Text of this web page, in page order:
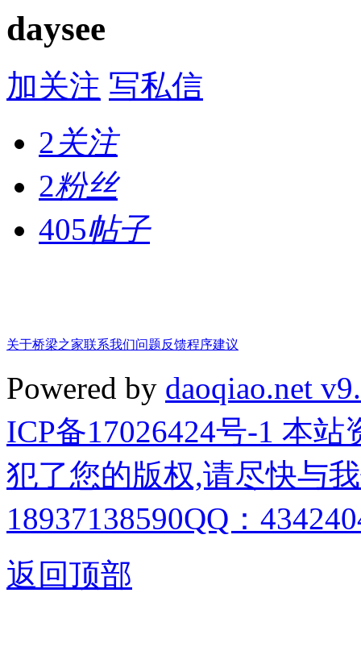
daysee
加关注 写私信
2关注
2粉丝
405帖子
关于桥梁之家联系我们问题反馈程序建议
Powered by daoqiao.net
ICP备17026424号-1 本
犯了您的版权,请尽快与
18937138590QQ：
返回顶部